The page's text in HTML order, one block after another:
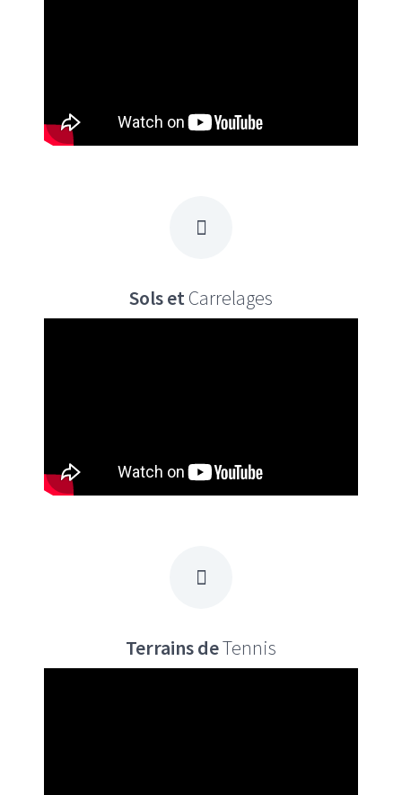
Sols etCarrelages
Terrains deTennis